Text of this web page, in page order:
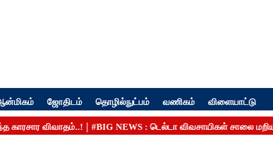
ஜோதிடம் தொழில்நுட்பம் வணிகம் விளையாட்டு